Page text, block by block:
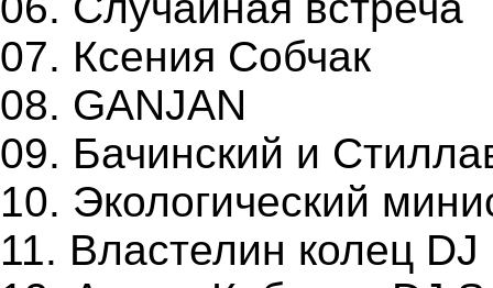
07. Ксения Собчак
08. GANJAN
09. Бачинский и
10. Экологический
11. Властелин колец